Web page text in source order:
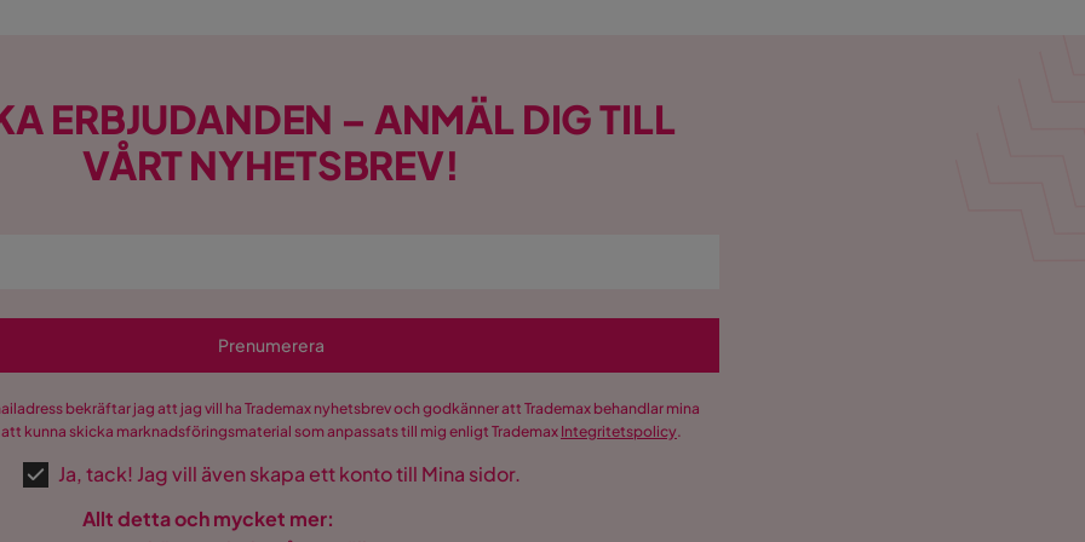
ERBJUDANDEN – ANMÄL DIG TILL
VÅRT NYHETSBREV!
Prenumerera
bekräftar jag att jag vill ha Trademax nyhetsbrev och godkänner att Trademax behandlar mina
kunna skicka marknadsföringsmaterial som anpassats till mig enligt Trademax Integritetspolicy.
Ja, tack! Jag vill även skapa ett konto till Mina sidor.
Allt detta och mycket mer: